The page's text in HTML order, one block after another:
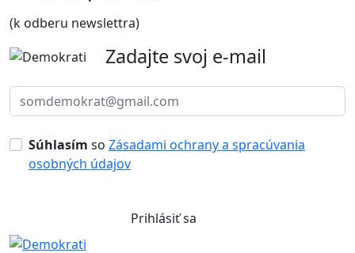
(k odberu newslettra)
Zadajte svoj e-mail
Súhlasím so Zásadami ochrany a spracúvania
osobných údajov
Prihlásiť sa